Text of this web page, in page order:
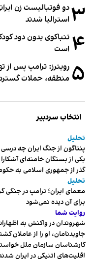
۳ استرالیا شدند
۴ تنباکوی بدون دود
است
۵ رویترز: ترامپ پس از
منطقه، حملات
انتخاب سردبیر
تحلیل
پنتاگون از جنگ ایران چه
یکی از بستگان خامنه‌ای
گذر از جمهوری اسلامی به
تحلیل
معمای ایران؛ ترامپ در جنگی
برای آن دیده نمی‌شود
روایت شما
شهروندان در واکنش به
جاویدنامان، او را از عاملان
کارشناسان سازمان ملل
اقلیت‌های اتنیکی در ایران